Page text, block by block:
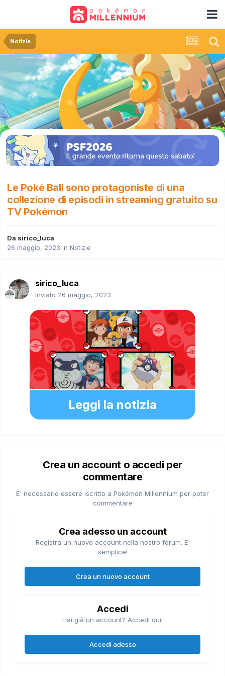
Notizie
Le Poké Ball sono protagoniste di una
collezione di episodi in streaming gratuito su
TV Pokémon
Da sirico_luca
26 maggio, 2023 in Notizie
sirico_luca
Inviato 26 maggio, 2023
Leggi la notizia
Crea un account o accedi per
commentare
E' necessario essere iscritto a Pokémon Millennium per poter
commentare
Crea adesso un account
Registra un nuovo account nella nostro forum. E'
semplice!
Crea un nuovo account
Accedi
Hai già un account? Accedi qui!
Accedi adesso